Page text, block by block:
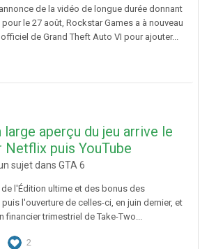
de la vidéo de longue durée donnant
le 27 août, Rockstar Games a à nouveau
de Grand Theft Auto VI pour ajouter...
large aperçu du jeu arrive le
Netflix puis YouTube
sujet dans GTA 6
l'Édition ultime et des bonus des
l'ouverture de celles-ci, en juin dernier, et
financier trimestriel de Take-Two...
2